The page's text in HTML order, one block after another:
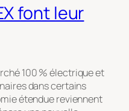
font leur
100 % électrique et
dans certains
étendue reviennent